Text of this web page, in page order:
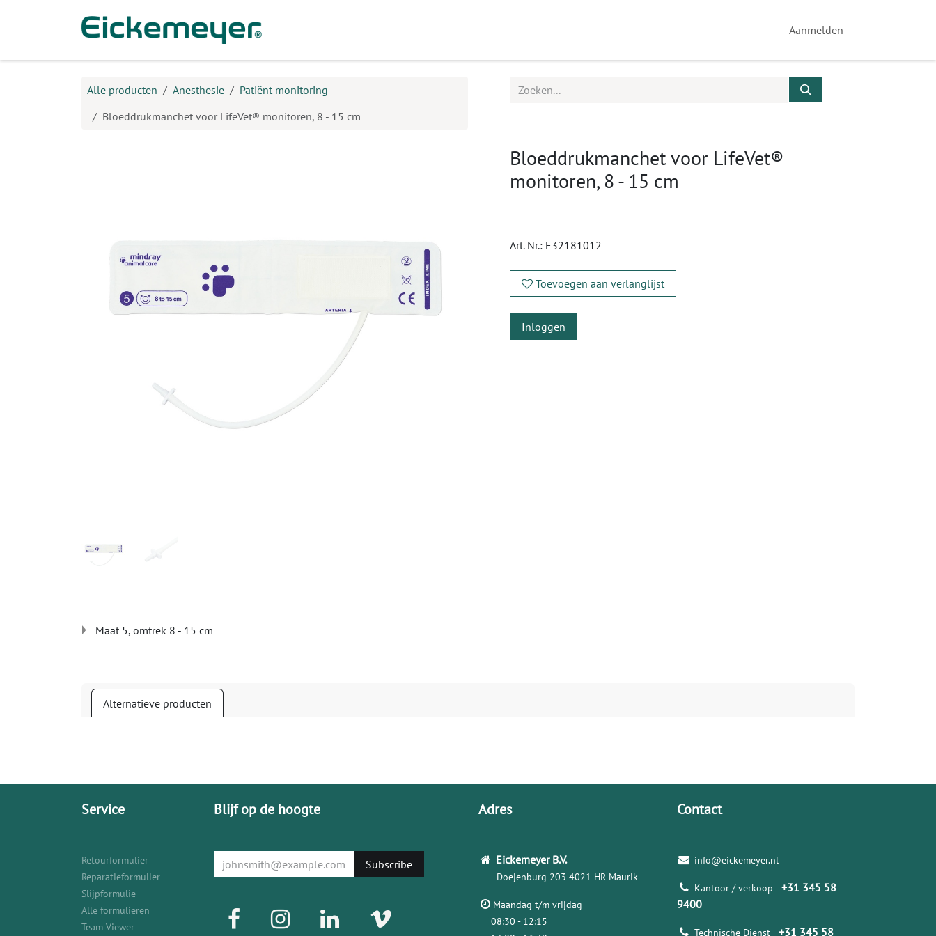
Aanmelden
Alle producten Anesthesie
Patiënt monitoring
Bloeddrukmanchet voor LifeVet® monitoren, 8 - 15 cm
Bloeddrukmanchet voor LifeVet®
monitoren, 8 - 15 cm
Art. Nr.: E32181012
Toevoegen aan verlanglijst
Inloggen
Maat 5, omtrek 8 - 15 cm
Alternatieve producten
Service
Retourformulier
Reparatieformulier
Slijpformulie
Alle formulieren
Team Viewer
Blijf op de hoogte
Subscribe
Adres
Eickemeyer B.V.
Doejenburg 203 4021 HR Maurik
Maandag t/m vrijdag
08:30 - 12:15
Contact
info@eickemeyer.nl
Kantoor / verkoop +31 345 58
9400
Technische Dienst +31 345 58